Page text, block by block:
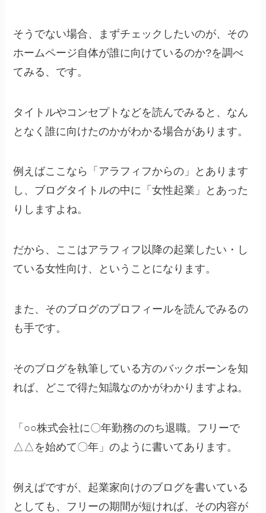
そうでない場合、まずチェックしたいのが、その
ホームページ自体が誰に向けているのか?を調べ
てみる、です。
タイトルやコンセプトなどを読んでみると、なん
となく誰に向けたのかがわかる場合があります。
例えばここなら「アラフィフからの」とあります
し、ブログタイトルの中に「女性起業」とあった
りしますよね。
だから、ここはアラフィフ以降の起業したい・し
ている女性向け、ということになります。
また、そのブログのプロフィールを読んでみるの
も手です。
そのブログを執筆している方のバックボーンを知
れば、どこで得た知識なのかがわかりますよね。
「○○株式会社に〇年勤務ののち退職。フリーで
△△を始めて〇年」のように書いてあります。
例えばですが、起業家向けのブログを書いている
としても、フリーの期間が短ければ、その内容が